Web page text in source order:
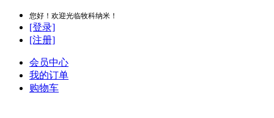
您好！欢迎光临牧科纳米！
[登录]
[注册]
会员中心
我的订单
购物车